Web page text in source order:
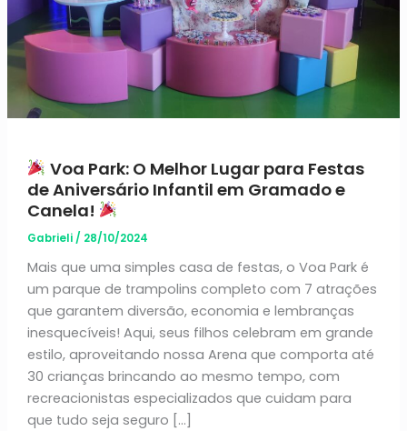
Voa Park: O Melhor Lugar para Festas
de Aniversário Infantil em Gramado e
Canela!
Gabrieli / 28/10/2024
Mais que uma simples casa de festas, o Voa Park é
um parque de trampolins completo com 7 atrações
que garantem diversão, economia e lembranças
inesquecíveis! Aqui, seus filhos celebram em grande
estilo, aproveitando nossa Arena que comporta até
30 crianças brincando ao mesmo tempo, com
recreacionistas especializados que cuidam para
que tudo seja seguro […]